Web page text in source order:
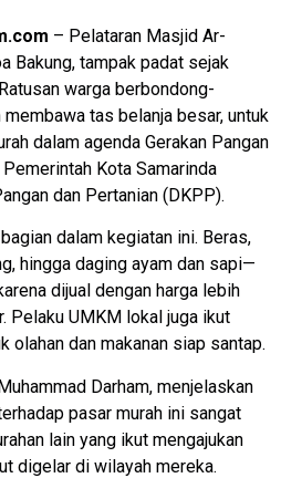
– Pelataran Masjid Ar-
Bakung, tampak padat sejak
warga berbondong-
tas belanja besar, untuk
dalam agenda Gerakan Pangan
Kota Samarinda
dan Pertanian (DKPP).
dalam kegiatan ini. Beras,
hingga daging ayam dan sapi—
dijual dengan harga lebih
Pelaku UMKM lokal juga ikut
olahan dan makanan siap santap.
Darham, menjelaskan
pasar murah ini sangat
lain yang ikut mengajukan
digelar di wilayah mereka.